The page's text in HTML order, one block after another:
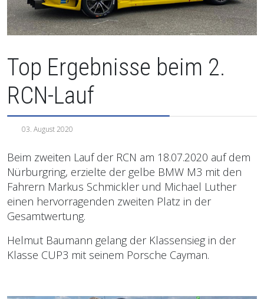
Top Ergebnisse beim 2.
RCN-Lauf
03. August 2020
Beim zweiten Lauf der RCN am 18.07.2020 auf dem
Nürburgring, erzielte der gelbe BMW M3 mit den
Fahrern Markus Schmickler und Michael Luther
einen hervorragenden zweiten Platz in der
Gesamtwertung.
Helmut Baumann gelang der Klassensieg in der
Klasse CUP3 mit seinem Porsche Cayman.